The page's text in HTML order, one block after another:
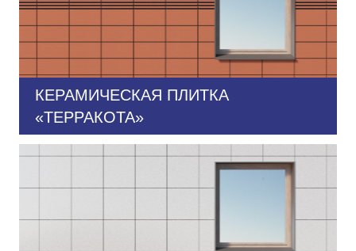
КЕРАМИЧЕСКАЯ ПЛИТКА
«ТЕРРАКОТА»